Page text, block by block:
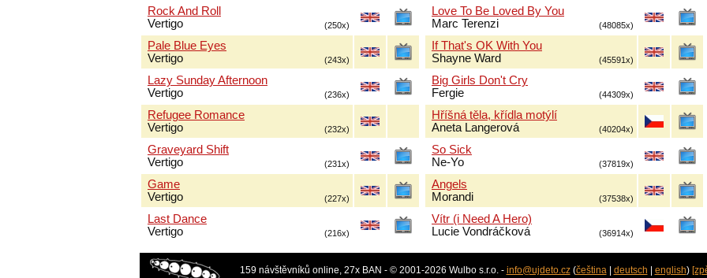
Rock And Roll
Vertigo
(250x)
Pale Blue Eyes
Vertigo
(243x)
Lazy Sunday Afternoon
Vertigo
(236x)
Refugee Romance
Vertigo
(232x)
Graveyard Shift
Vertigo
(231x)
Game
Vertigo
(227x)
Last Dance
Vertigo
(216x)
Love To Be Loved By You
Marc Terenzi
(48085x)
If That's OK With You
Shayne Ward
(45591x)
Big Girls Don't Cry
Fergie
(44309x)
Hříšná těla, křídla motýlí
Aneta Langerová
(40204x)
So Sick
Ne-Yo
(37819x)
Angels
Morandi
(37538x)
Vítr (i Need A Hero)
Lucie Vondráčková
(36914x)
159 návštěvníků online, 27x BAN - © 2001-2026 Wulbo s.r.o. - info@ujdeto.cz(čeština| deutsch english)